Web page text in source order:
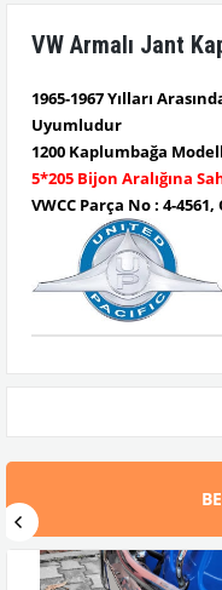
VW Armalı Jant
1965-1967 Yılları
Uyumludur
1200 Kaplumbağa
5*205 Bijon Aralığına
VWCC Parça No : 4-